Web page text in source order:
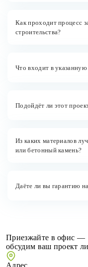
Как проходит процесс
строительства?
Что входит в указанную
Подойдёт ли этот
Из каких материалов
или бетонный камень?
Даёте ли вы гарантию
Приезжайте в офис —
обсудим ваш проект